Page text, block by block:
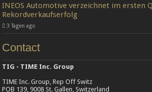
INEOS Automotive verzeichnet im ersten
Rekordverkaufserfolg
3 Tagen ago
Contact
TIG - TIME Inc. Group
TIME Inc. Group, Rep Off Switz
POB 139, 9008 St. Gallen, Switzerland